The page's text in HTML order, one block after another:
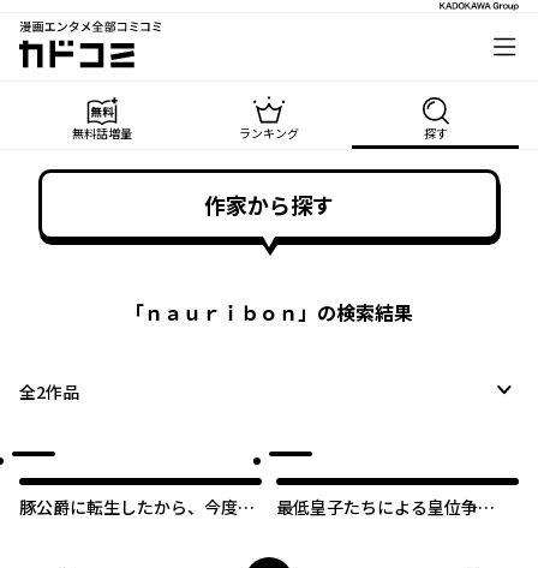
漫画エンタメ全部コミコミ
カドコミ
無料話増量 ランキング 探す
作家から探す
「ｎａｕｒｉｂｏｎ」の検索結果
全2作品
豚公爵に転生したから、今度は
最低皇子たちによる皇位争
て誰にでもくれてやる ～